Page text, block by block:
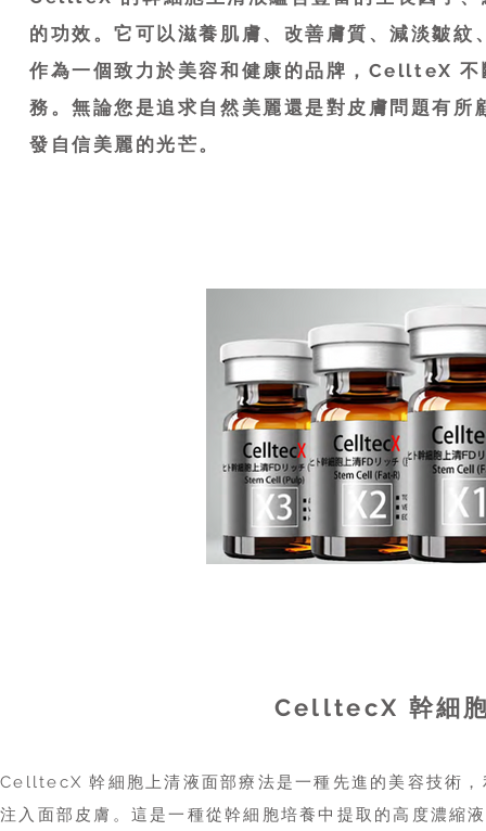
的功效。它可以滋養肌膚、改善膚質、減淡皺
作為一個致力於美容和健康的品牌，CellteX
務。無論您是追求自然美麗還是對皮膚問題有
發自信美麗的光芒。
CelltecX 幹細
CelltecX 幹細胞上清液面部療法是一種先進的美容技術
注入面部皮膚。這是一種從幹細胞培養中提取的高度濃縮